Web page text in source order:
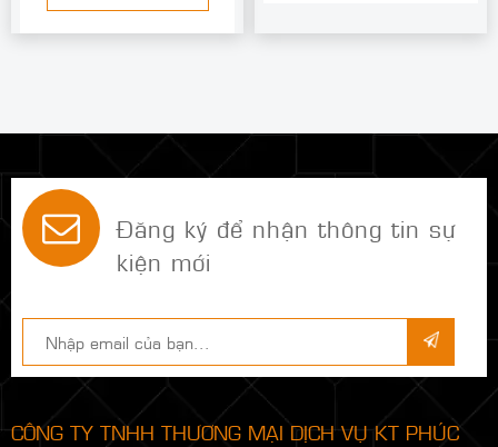
Đăng ký để nhận thông tin sự
kiện mới
CÔNG TY TNHH THƯƠNG MẠI DỊCH VỤ KT PHÚC